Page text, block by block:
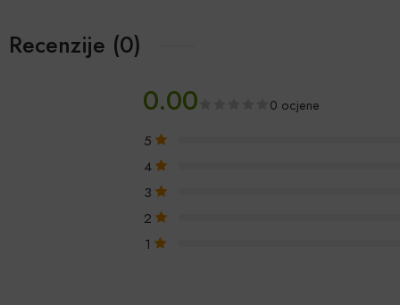
Recenzije (0)
0.00 0 ocjene
5
4
3
2
1